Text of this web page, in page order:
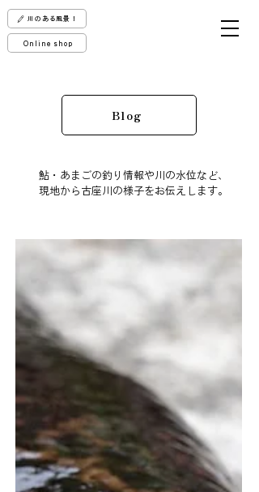
川のある風景！
Online shop
Blog
鮎・あまごの釣り情報や川の水位など、
現地から古座川の様子をお伝えします。